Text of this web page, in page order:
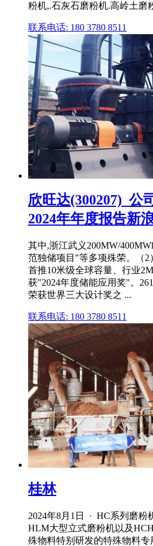
粉机,.石灰石磨粉机.高岭土磨
联系电话: 180 3780 8511
欣旺达(300207)_公
2024年年度报告新
其中,浙江武义200MW/
范独储项目"等多项殊荣。（2
首推10米级全球容量、行业
获"2024年度储能应用奖"。
荣获世界三大设计奖之 ...
联系电话: 180 3780 8511
桂林
2024年8月1日 · HC系列磨粉
HLM大型立式磨粉机以及
殊物料特别研发的特殊物料